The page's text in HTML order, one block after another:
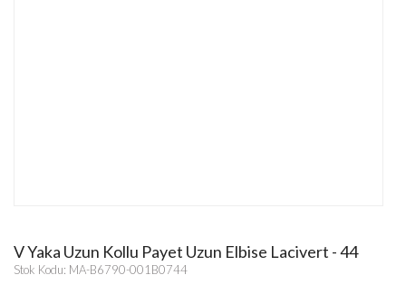
V Yaka Uzun Kollu Payet Uzun Elbise Lacivert - 44
Stok Kodu: MA-B6790-001B0744